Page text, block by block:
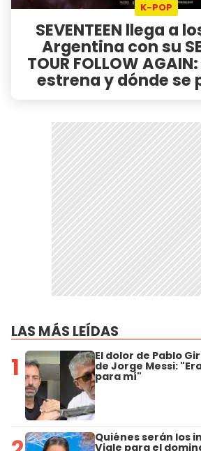
K-POP
SEVENTEEN llega a
Argentina con su
TOUR FOLLOW
estrena y dónde se
LAS MÁS LEÍDAS
1 El dolor de Pablo
de Jorge Messi:
para mí"
Quiénes serán los
Viale para el